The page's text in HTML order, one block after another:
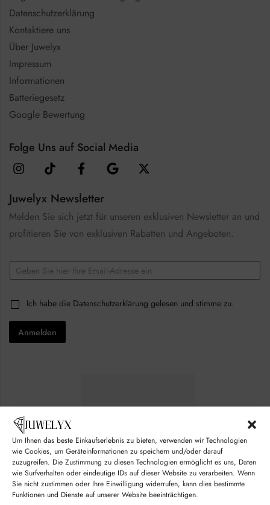
Um Ihnen das beste Einkaufserlebnis zu bieten, verwenden wir Technologien
wie Cookies, um Geräteinformationen zu speichern und/oder darauf
zuzugreifen. Die Zustimmung zu diesen Technologien ermöglicht es uns, Daten
wie Surfverhalten oder eindeutige IDs auf dieser Website zu verarbeiten. Wenn
Sie nicht zustimmen oder Ihre Einwilligung widerrufen, kann dies bestimmte
Funktionen und Dienste auf unserer Website beeinträchtigen.
Datenschutzerklärung
Kontaktiere uns
Über Juwelyx
Impressum
Informationen
Batteriegesetz
Google Bewertung
Folge Uns auf Social Media
Juwelyx Newsletter
Melden Sie sich jetzt für unseren exklusiven Newsletter an und
profitieren Sie von exklusiven Rabatten und Angeboten.
e
k
b
o
e
E
m
lC
h
e
k
*
Ich habe die Datenschutzerklärung gelesen und stimme zu.
Anmelden